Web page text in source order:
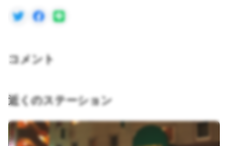
コメント
近くのステーション